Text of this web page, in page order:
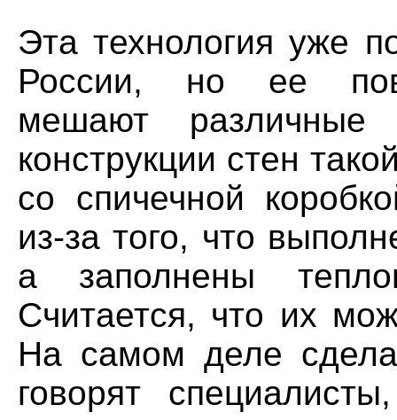
Эта технология уже
России, но ее
мешают
конструкции стен
со спичечной
из-за того, что
а заполнены
Считается, что их
На самом деле
говорят